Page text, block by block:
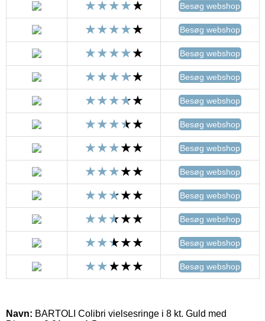
Besøg webshop
Besøg webshop
Besøg webshop
Besøg webshop
Besøg webshop
Besøg webshop
Besøg webshop
Besøg webshop
Besøg webshop
Besøg webshop
Besøg webshop
Besøg webshop
Navn: BARTOLI Colibri vielsesringe i 8 kt. Guld med